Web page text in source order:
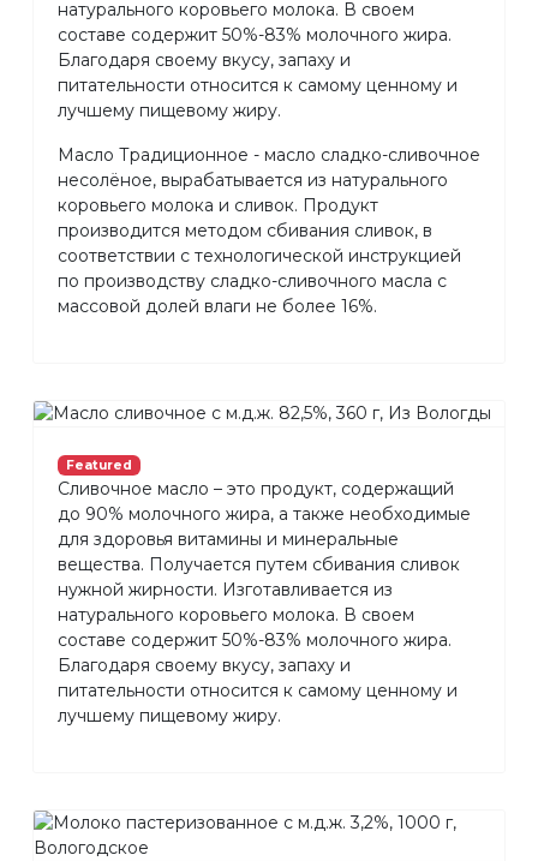
натурального коровьего молока. В своем
составе содержит 50%-83% молочного жира.
Благодаря своему вкусу, запаху и
питательности относится к самому ценному и
лучшему пищевому жиру.
Масло Традиционное - масло сладко-сливочное
несолёное, вырабатывается из натурального
коровьего молока и сливок. Продукт
производится методом сбивания сливок, в
соответствии с технологической инструкцией
по производству сладко-сливочного масла с
массовой долей влаги не более 16%.
Featured
Сливочное масло – это продукт, содержащий
до 90% молочного жира, а также необходимые
для здоровья витамины и минеральные
вещества. Получается путем сбивания сливок
нужной жирности. Изготавливается из
натурального коровьего молока. В своем
составе содержит 50%-83% молочного жира.
Благодаря своему вкусу, запаху и
питательности относится к самому ценному и
лучшему пищевому жиру.